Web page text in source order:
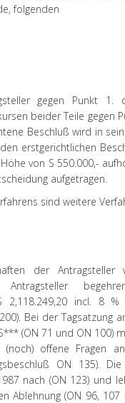
folgenden
gegen Punkt 1.
beider Teile gegen
Beschluß wird in
erstgerichtlichen
von S 550.000,-
aufgetragen.
sind weitere
der
Antragsteller
S 2,118.249,20 incl.
Bei der
(ON 71 und ON 100)
offene Fragen
ON 135).
nach (ON 123) und
Ablehnung (ON 96,